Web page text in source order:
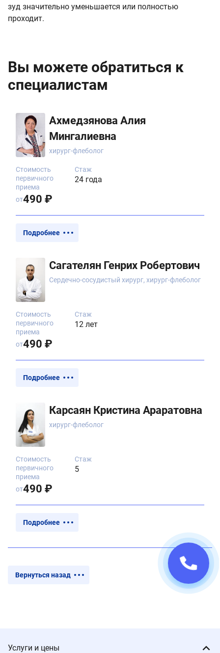
зуд значительно уменьшается или полностью
проходит.
Вы можете обратиться к
специалистам
Ахмедзянова Алия
Мингалиевна
хирург-флеболог
Стаж
24 года
Стоимость
первичного
приема
от490 ₽
Подробнее
Сагателян Генрих Робертович
Сердечно-сосудистый хирург, хирург-флеболог
Стаж
12 лет
Стоимость
первичного
приема
от490 ₽
Подробнее
Карсаян Кристина Араратовна
хирург-флеболог
Стаж
5
Стоимость
первичного
приема
от490 ₽
Подробнее
Вернуться назад
Услуги и цены